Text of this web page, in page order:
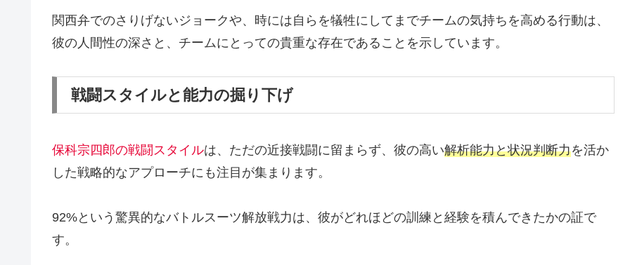
関西弁でのさりげないジョークや、時には自らを犠牲にしてまでチームの気持ちを高める行動は、
彼の人間性の深さと、チームにとっての貴重な存在であることを示しています。
戦闘スタイルと能力の掘り下げ
保科宗四郎の戦闘スタイルは、ただの近接戦闘に留まらず、彼の高い解析能力と状況判断力を活か
した戦略的なアプローチにも注目が集まります。
92%という驚異的なバトルスーツ解放戦力は、彼がどれほどの訓練と経験を積んできたかの証で
す。